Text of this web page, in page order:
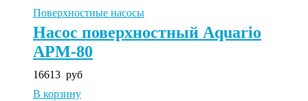
Поверхностные насосы
Насос поверхностный Aquario
APM-80
16613 руб
В корзину